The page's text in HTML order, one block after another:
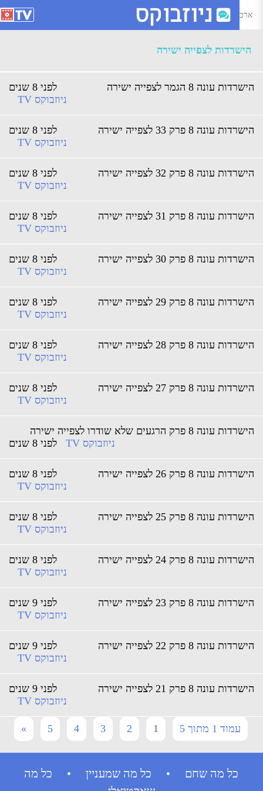
הישרדות לצפייה ישירה - ניוזבוקס
הישרדות לצפייה ישירה
עונה 8 הגמר לצפייה ישירה
לפני 8 שנים
ניוזבוקס TV
עונה 8 פרק 33 לצפייה ישירה
לפני 8 שנים
ניוזבוקס TV
עונה 8 פרק 32 לצפייה ישירה
לפני 8 שנים
ניוזבוקס TV
עונה 8 פרק 31 לצפייה ישירה
לפני 8 שנים
ניוזבוקס TV
עונה 8 פרק 30 לצפייה ישירה
לפני 8 שנים
ניוזבוקס TV
עונה 8 פרק 29 לצפייה ישירה
לפני 8 שנים
ניוזבוקס TV
עונה 8 פרק 28 לצפייה ישירה
לפני 8 שנים
ניוזבוקס TV
עונה 8 פרק 27 לצפייה ישירה
לפני 8 שנים
ניוזבוקס TV
עונה 8 פרק הרגעים שלא שודרו לצפייה ישירה
לפני 8 שנים
ניוזבוקס TV
עונה 8 פרק 26 לצפייה ישירה
לפני 8 שנים
ניוזבוקס TV
עונה 8 פרק 25 לצפייה ישירה
לפני 8 שנים
ניוזבוקס TV
עונה 8 פרק 24 לצפייה ישירה
לפני 8 שנים
ניוזבוקס TV
עונה 8 פרק 23 לצפייה ישירה
לפני 9 שנים
ניוזבוקס TV
עונה 8 פרק 22 לצפייה ישירה
לפני 9 שנים
ניוזבוקס TV
עונה 8 פרק 21 לצפייה ישירה
לפני 9 שנים
ניוזבוקס TV
עמוד 1 מתוך 5
כל מה שחם • כל מה שמעניין • כל מה